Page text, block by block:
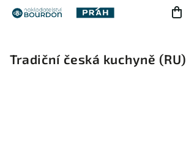
Tradiční česká kuchyně (RU)